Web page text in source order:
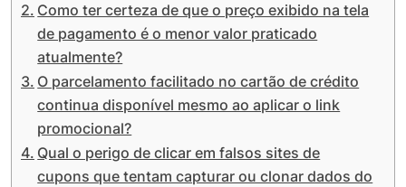
Como ter certeza de que o preço exibido na tela
de pagamento é o menor valor praticado
atualmente?
O parcelamento facilitado no cartão de crédito
continua disponível mesmo ao aplicar o link
promocional?
Qual o perigo de clicar em falsos sites de
cupons que tentam capturar ou clonar dados do